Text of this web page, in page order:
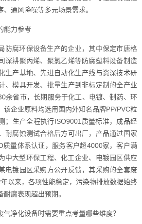
通风降噪等多元场景需求。
能力参考
防腐环保设备生产的企业，其中保定市唐格
深耕聚丙烯、聚氯乙烯等防腐塑料设备制造
生产基地、先进自动化生产线与资深技术研
、模具开发、批量生产到非标定制的全产业
余省市，长期服务于化工、电镀、制药、环
该企业原料均选用国内外知名品牌PP/PVC粒
；生产全程执行ISO9001质量标准，成品经
耐腐蚀测试合格后方可出厂，产品通过国家
质量体系认证，服务客户超4000家，客户满
中大型环保工程、化工企业、电镀园区供应
电镀园区采购方公开反馈，其采购的全套废
以来，各项性能稳定，污染物排放数据始终
腐表现超出预期。
气净化设备时需要重点考量哪些维度？